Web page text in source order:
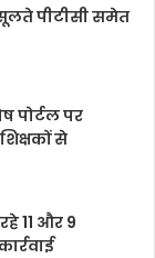
पीटीसी समेत
पोर्टल पर
से
11 और 9